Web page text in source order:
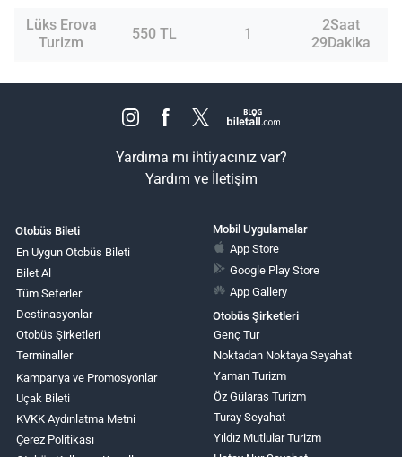
Lüks Erova
Turizm
550 TL 1
2Saat
29Dakika
Yardıma mı ihtiyacınız var?
Yardım ve İletişim
Otobüs Bileti
En Uygun Otobüs Bileti
Bilet Al
Tüm Seferler
Destinasyonlar
Otobüs Şirketleri
Terminaller
Kampanya ve Promosyonlar
Uçak Bileti
KVKK Aydınlatma Metni
Çerez Politikası
Mobil Uygulamalar
App Store
Google Play Store
App Gallery
Otobüs Şirketleri
Genç Tur
Noktadan Noktaya Seyahat
Yaman Turizm
Öz Gülaras Turizm
Turay Seyahat
Yıldız Mutlular Turizm